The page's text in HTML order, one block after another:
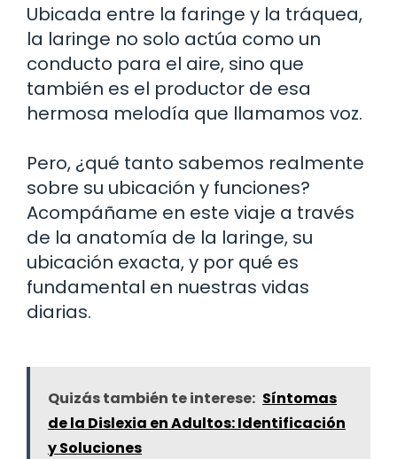
Ubicada entre la faringe y la tráquea,
la laringe no solo actúa como un
conducto para el aire, sino que
también es el productor de esa
hermosa melodía que llamamos voz.
Pero, ¿qué tanto sabemos realmente
sobre su ubicación y funciones?
Acompáñame en este viaje a través
de la anatomía de la laringe, su
ubicación exacta, y por qué es
fundamental en nuestras vidas
diarias.
Quizás también te interese: Síntomas
de la Dislexia en Adultos: Identificación
y Soluciones